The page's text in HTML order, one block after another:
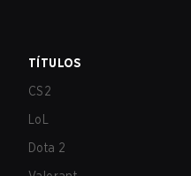
TÍTULOS
CS2
LoL
Dota 2